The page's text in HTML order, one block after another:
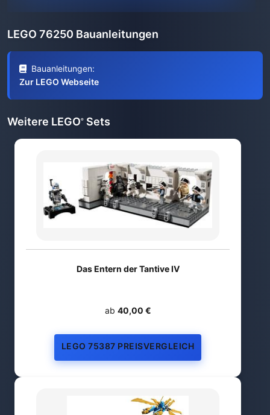
LEGO 76250 Bauanleitungen
Bauanleitungen:
Zur LEGO Webseite
Weitere LEGO® Sets
Das Entern der Tantive IV
ab 40,00 €
LEGO 75387 PREISVERGLEICH